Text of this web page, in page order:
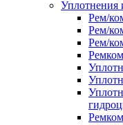
Уплотнения
Рем/
Рем/
Рем/